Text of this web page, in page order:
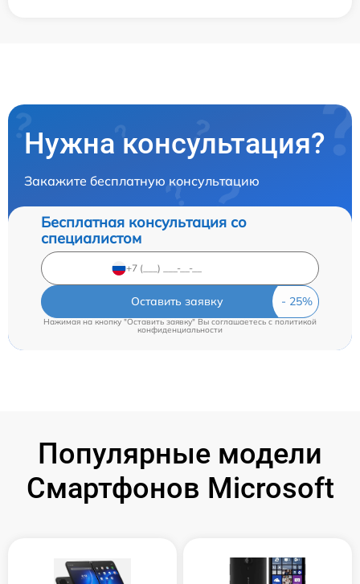
Нужна консультация?
Закажите бесплатную консультацию
Бесплатная консультация со
специалистом
Оставить заявку
Нажимая на кнопку "Оставить заявку" Вы соглашаетесь cполитикой
конфиденциальности
Популярные модели
Смартфонов Microsoft